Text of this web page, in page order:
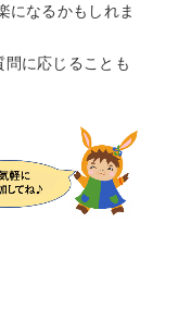
になるかもしれま
に応じることも